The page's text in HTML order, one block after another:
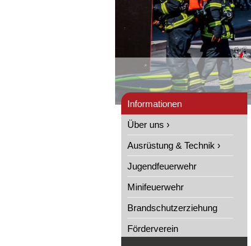
Informationen
Über uns ›
Ausrüstung & Technik ›
Jugendfeuerwehr
Minifeuerwehr
Brandschutzerziehung
Förderverein